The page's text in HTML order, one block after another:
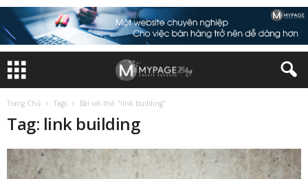
Trang Chủ Tags Bài với thẻ "link building"
Tag: link building